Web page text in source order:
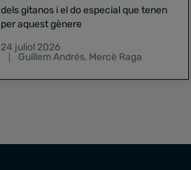
dels gitanos i el do especial que tenen
per aquest gènere
24 juliol 2026
Guillem Andrés, Mercè Raga